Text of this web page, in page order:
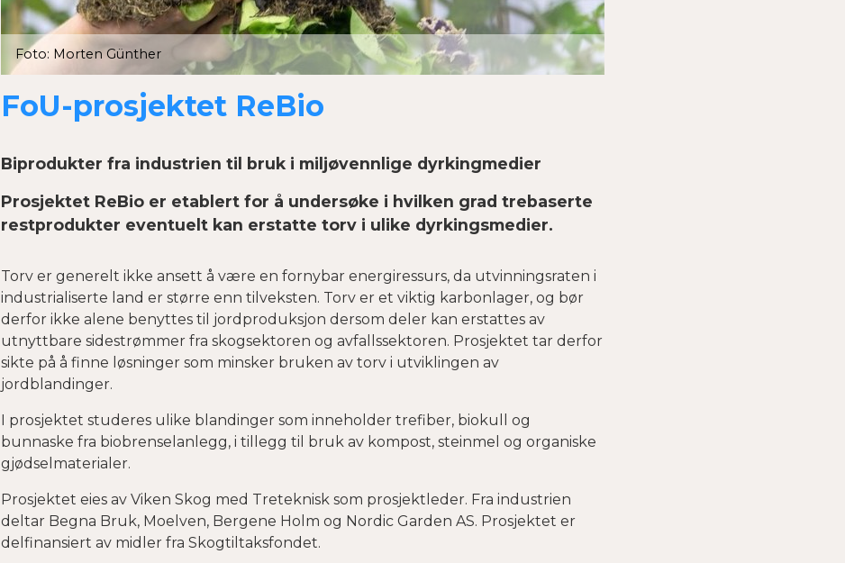
Foto: Morten Günther
FoU-prosjektet ReBio
Biprodukter fra industrien til bruk i miljøvennlige dyrkingmedier
Prosjektet ReBio er etablert for å undersøke i hvilken grad trebaserte
restprodukter eventuelt kan erstatte torv i ulike dyrkingsmedier.
Torv er generelt ikke ansett å være en fornybar energiressurs, da utvinningsraten i
industrialiserte land er større enn tilveksten. Torv er et viktig karbonlager, og bør
derfor ikke alene benyttes til jordproduksjon dersom deler kan erstattes av
utnyttbare sidestrømmer fra skogsektoren og avfallssektoren. Prosjektet tar derfor
sikte på å finne løsninger som minsker bruken av torv i utviklingen av
jordblandinger.
I prosjektet studeres ulike blandinger som inneholder trefiber, biokull og
bunnaske fra biobrenselanlegg, i tillegg til bruk av kompost, steinmel og organiske
gjødselmaterialer.
Prosjektet eies av Viken Skog med Treteknisk som prosjektleder. Fra industrien
deltar Begna Bruk, Moelven, Bergene Holm og Nordic Garden AS. Prosjektet er
delfinansiert av midler fra Skogtiltaksfondet.